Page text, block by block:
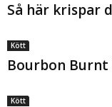
Så här krispar
Kött
Bourbon Burnt
Kött